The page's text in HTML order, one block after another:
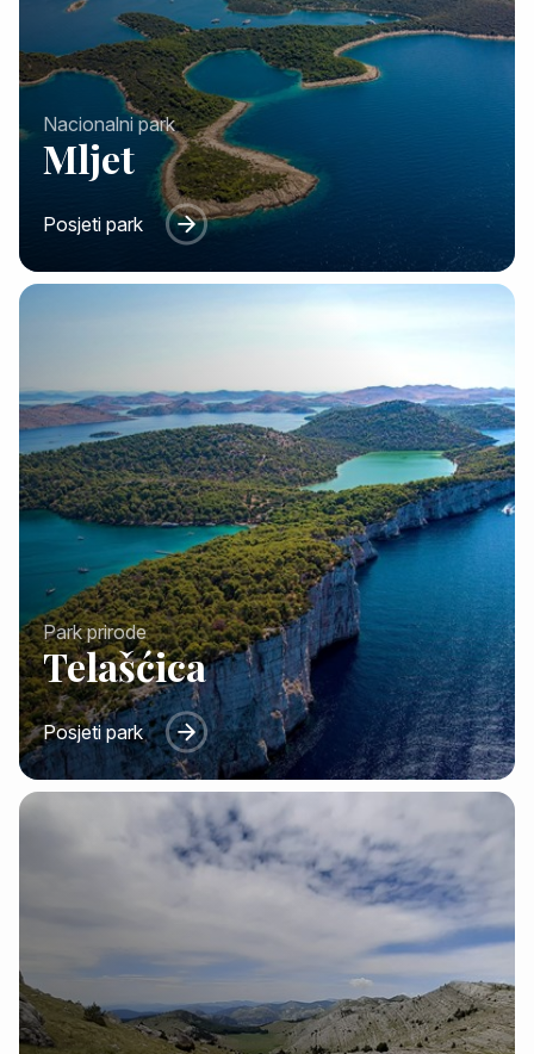
Nacionalni park
Mljet
Posjeti park
Park prirode
Telašćica
Posjeti park